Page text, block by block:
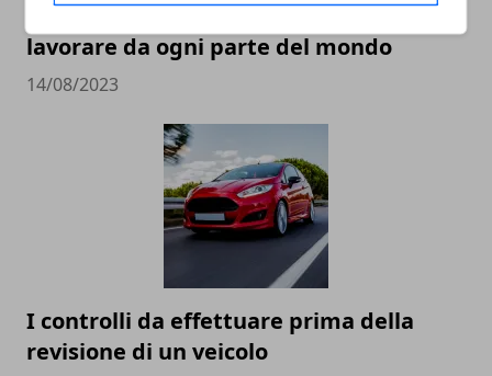
Nomadi digitali: ecco come puoi fare a
lavorare da ogni parte del mondo
14/08/2023
I controlli da effettuare prima della
revisione di un veicolo